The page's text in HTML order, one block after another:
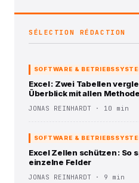
SÉLECTION RÉDACTION
SOFTWARE &
Excel : Zwei Tabellen
Überblick mit allen
JONAS REINHARDT · 10 min
SOFTWARE &
Excel Zellen schützen : So
einzelne Felder
JONAS REINHARDT · 9 min